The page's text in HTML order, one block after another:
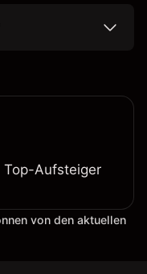
Top-Aufsteiger
von den aktuellen